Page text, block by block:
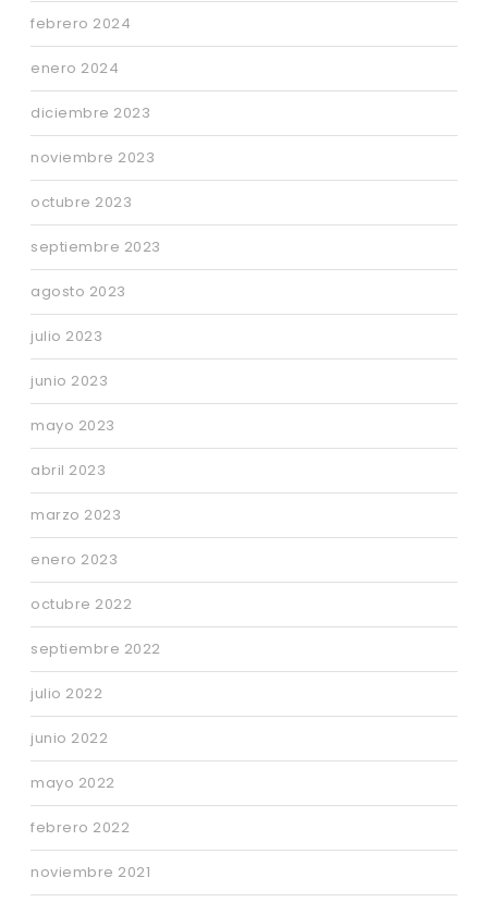
febrero 2024
enero 2024
diciembre 2023
noviembre 2023
octubre 2023
septiembre 2023
agosto 2023
julio 2023
junio 2023
mayo 2023
abril 2023
marzo 2023
enero 2023
octubre 2022
septiembre 2022
julio 2022
junio 2022
mayo 2022
febrero 2022
noviembre 2021